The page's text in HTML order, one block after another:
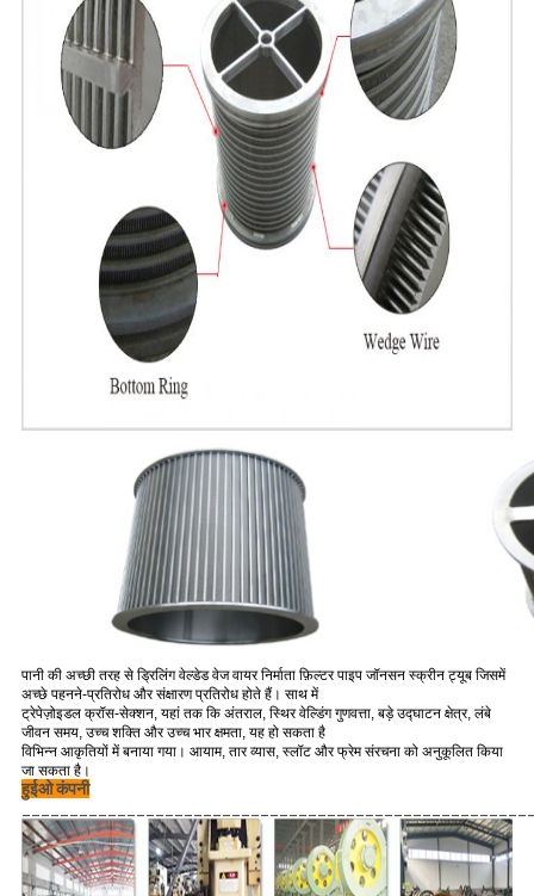
पानी की अच्छी तरह से ड्रिलिंग वेल्डेड वेज वायर निर्माता फ़िल्टर पाइप जॉनसन स्क्रीन ट्यूब जिसमें
अच्छे पहनने-प्रतिरोध और संक्षारण प्रतिरोध होते हैं। साथ में
ट्रेपेज़ोइडल क्रॉस-सेक्शन, यहां तक ​​कि अंतराल, स्थिर वेल्डिंग गुणवत्ता, बड़े उद्घाटन क्षेत्र, लंबे
जीवन समय, उच्च शक्ति और उच्च भार क्षमता, यह हो सकता है
विभिन्न आकृतियों में बनाया गया। आयाम, तार व्यास, स्लॉट और फ्रेम संरचना को अनुकूलित किया
जा सकता है।
हुईओ कंपनी